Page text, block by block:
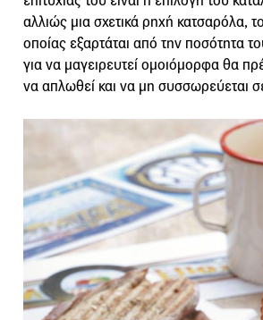
αλλιώς μια σχετικά ρηχή κατσαρόλα,
οποίας εξαρτάται από την ποσότητα
για να μαγειρευτεί ομοιόμορφα θα
να απλωθεί και να μη συσσωρεύεται